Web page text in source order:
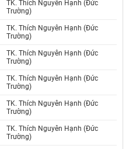
TK. Thích Nguyên Hạnh (Đức
Trường)
TK. Thích Nguyên Hạnh (Đức
Trường)
TK. Thích Nguyên Hạnh (Đức
Trường)
TK. Thích Nguyên Hạnh (Đức
Trường)
TK. Thích Nguyên Hạnh (Đức
Trường)
TK. Thích Nguyên Hạnh (Đức
Trường)